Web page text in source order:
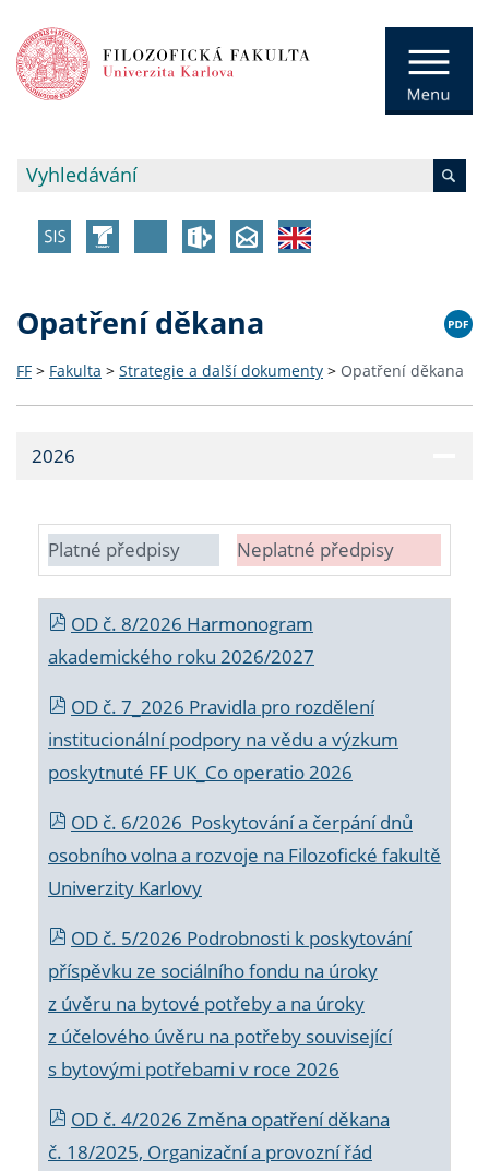
Opatření děkana
FF > Fakulta > Strategie a další dokumenty > Opatření děkana
2026
Platné předpisy Neplatné předpisy
OD č. 8/2026 Harmonogram
akademického roku 2026/2027
OD č. 7_2026 Pravidla pro rozdělení
institucionální podpory na vědu a výzkum
poskytnuté FF UK_Co operatio 2026
OD č. 6/2026 Poskytování a čerpání dnů
osobního volna a rozvoje na Filozofické fakultě
Univerzity Karlovy
OD č. 5/2026 Podrobnosti k poskytování
příspěvku ze sociálního fondu na úroky
z úvěru na bytové potřeby a na úroky
z účelového úvěru na potřeby související
s bytovými potřebami v roce 2026
OD č. 4/2026 Změna opatření děkana
č. 18/2025, Organizační a provozní řád